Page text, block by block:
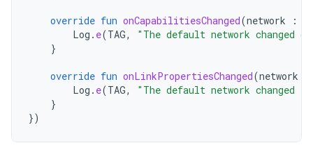
override fun onCapabilitiesChanged(network :
Log . e(TAG,
"The default network changed
}
override fun onLinkPropertiesChanged(network
Log . e(TAG,
"The default network changed
}
})